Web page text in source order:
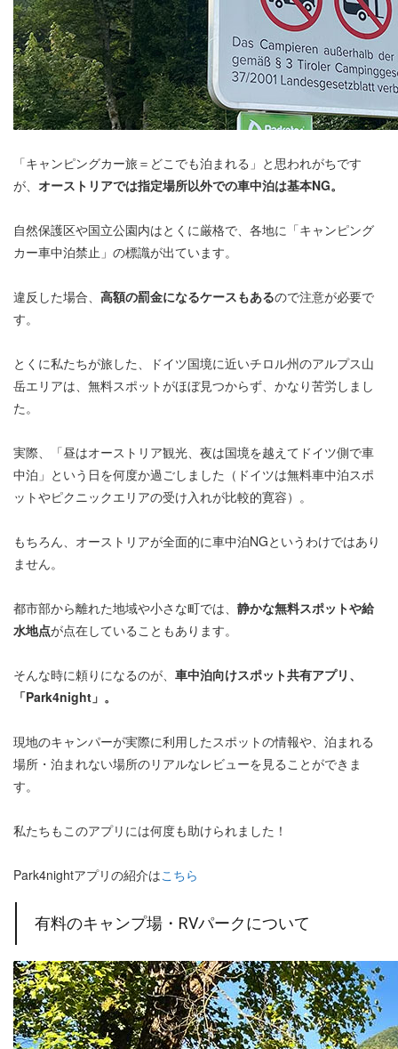
「キャンピングカー旅＝どこでも泊まれる」と思われがちです
が、 オーストリアでは指定場所以外での車中泊は基本NG。
自然保護区や国立公園内はとくに厳格で、各地に「キャンピング
カー車中泊禁止」の標識が出ています。
違反した場合、 高額の罰金になるケースもあるので注意が必要で
す。
とくに私たちが旅した、ドイツ国境に近いチロル州のアルプス山
岳エリアは、無料スポットがほぼ見つからず、かなり苦労しまし
た。
実際、「昼はオーストリア観光、夜は国境を越えてドイツ側で車
中泊」という日を何度か過ごしました（ドイツは無料車中泊スポ
ットやピクニックエリアの受け入れが比較的寛容）。
もちろん、オーストリアが全面的に車中泊NGというわけではあり
ません。
都市部から離れた地域や小さな町では、 静かな無料スポットや給
水地点が点在していることもあります。
そんな時に頼りになるのが、 車中泊向けスポット共有アプリ、
「Park4night」。
現地のキャンパーが実際に利用したスポットの情報や、泊まれる
場所・泊まれない場所のリアルなレビューを見ることができま
す。
私たちもこのアプリには何度も助けられました！
Park4nightアプリの紹介はこちら
有料のキャンプ場・RVパークについて